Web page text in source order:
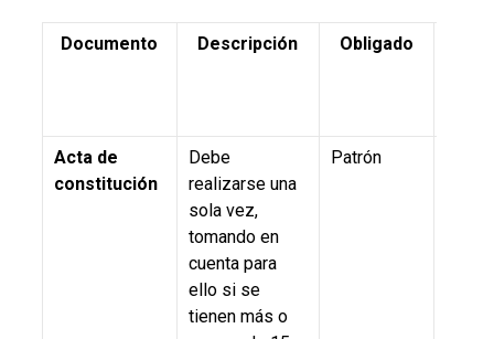
Documento Descripción Obligado
Acta de
constitución
Debe
realizarse una
sola vez,
tomando en
cuenta para
ello si se
tienen más o
Patrón